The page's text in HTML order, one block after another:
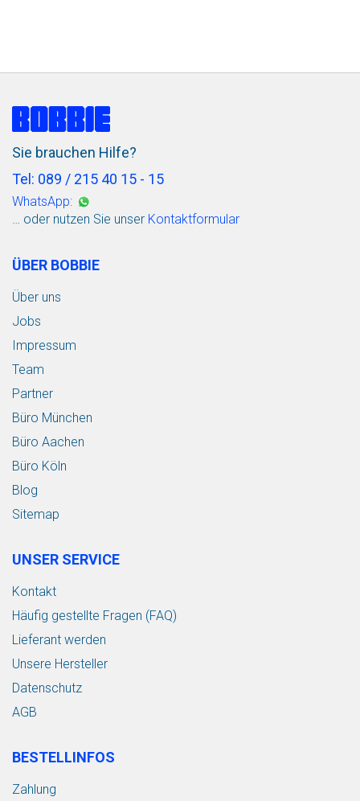
Sie brauchen Hilfe?
Tel: 089 / 215 40 15 - 15
WhatsApp:
… oder nutzen Sie unser Kontaktformular
ÜBER BOBBIE
Über uns
Jobs
Impressum
Team
Partner
Büro München
Büro Aachen
Büro Köln
Blog
Sitemap
UNSER SERVICE
Kontakt
Häufig gestellte Fragen (FAQ)
Lieferant werden
Unsere Hersteller
Datenschutz
AGB
BESTELLINFOS
Zahlung